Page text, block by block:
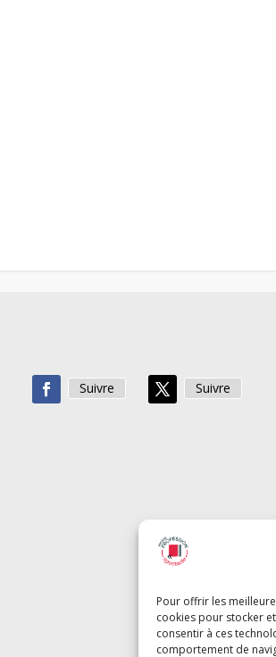
Pour offrir les
cookies pour stocker
consentir à ces
comportement de
Suivre Suivre